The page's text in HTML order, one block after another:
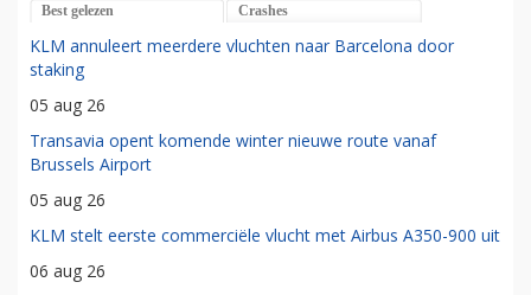
Best gelezen Crashes
KLM annuleert meerdere vluchten naar Barcelona door
staking
05 aug 26
Transavia opent komende winter nieuwe route vanaf
Brussels Airport
05 aug 26
KLM stelt eerste commerciële vlucht met Airbus A350-900 uit
06 aug 26